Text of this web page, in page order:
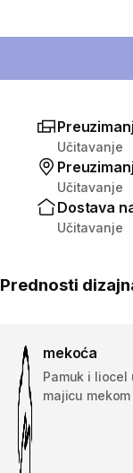
Učitavanje
Učitavanje
Dostava
Učitavanje
Prednosti
mekoća
Pamuk i
majicu